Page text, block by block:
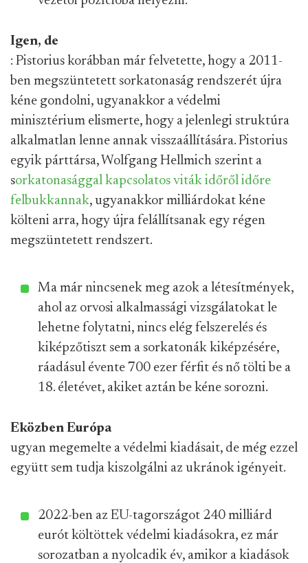
Igen, de
: Pistorius korábban már felvetette, hogy a 2011-
ben megszüntetett sorkatonaság rendszerét újra
kéne gondolni, ugyanakkor a védelmi
minisztérium elismerte, hogy a jelenlegi struktúra
alkalmatlan lenne annak visszaállítására. Pistorius
egyik párttársa, Wolfgang Hellmich szerint a
sorkatonasággal kapcsolatos viták időről időre
felbukkannak, ugyanakkor milliárdokat kéne
költeni arra, hogy újra felállítsanak egy régen
megszüntetett rendszert.
Ma már nincsenek meg azok a létesítmények,
ahol az orvosi alkalmassági vizsgálatokat le
lehetne folytatni, nincs elég felszerelés és
kiképzőtiszt sem a sorkatonák kiképzésére,
ráadásul évente 700 ezer férfit és nő tölti be a
18. életévet, akiket aztán be kéne sorozni.
Eközben Európa
ugyan megemelte a védelmi kiadásait, de még ezzel
együtt sem tudja kiszolgálni az ukránok igényeit.
2022-ben az EU-tagországot 240 milliárd
eurót költöttek védelmi kiadásokra, ez már
sorozatban a nyolcadik év, amikor a kiadások